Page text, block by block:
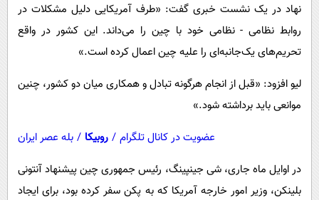
فرهنگی
نهاد در یک نشست خبری گفت: «طرف آمریکایی دلیل مشکلات در
روابط نظامی - نظامی خود با چین را می‌داند. این کشور در واقع
تحریم‌های یک‌جانبه‌ای را علیه چین اعمال کرده است.»
لیو افزود: «قبل از انجام هرگونه تبادل و همکاری میان دو کشور، چنین
موانعی باید برداشته شود.»
عضویت در کانال تلگرام / روبیکا / بله عصر ایران
در اوایل ماه جاری، شی جینپینگ، رئیس جمهوری چین پیشنهاد آنتونی
بلینکن، وزیر امور خارجه آمریکا که به پکن سفر کرده بود، برای ایجاد